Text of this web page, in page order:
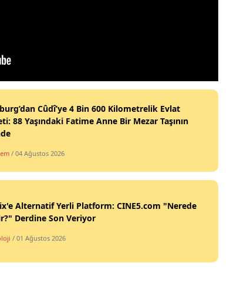
Cûdî’ye 4 Bin 600 Kilometrelik Evlat
88 Yaşındaki Fatime Anne Bir Mezar Taşının
/ 04 Ağustos 2026
Alternatif Yerli Platform: CINE5.com "Nerede
Derdine Son Veriyor
/ 01 Ağustos 2026